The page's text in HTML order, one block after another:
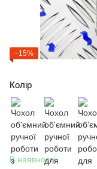
−15%
Колір
В наявності